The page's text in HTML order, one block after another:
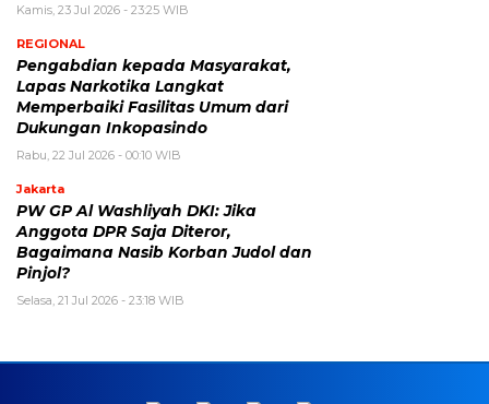
Kamis, 23 Jul 2026 - 23:25 WIB
REGIONAL
Pengabdian kepada Masyarakat,
Lapas Narkotika Langkat
Memperbaiki Fasilitas Umum dari
Dukungan Inkopasindo
Rabu, 22 Jul 2026 - 00:10 WIB
Jakarta
PW GP Al Washliyah DKI: Jika
Anggota DPR Saja Diteror,
Bagaimana Nasib Korban Judol dan
Pinjol?
Selasa, 21 Jul 2026 - 23:18 WIB